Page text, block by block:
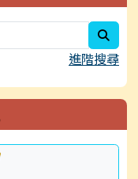
進階搜尋